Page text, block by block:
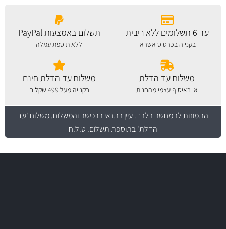
עד 6 תשלומים ללא ריבית
בקנייה בכרטיס אשראי
תשלום באמצעות PayPal
ללא תוספת עמלה
משלוח עד הדלת
או באיסוף עצמי מהחנות
משלוח עד הדלת חינם
בקנייה מעל 499 שקלים
התמונות להמחשה בלבד.עיין בתנאי הרכישה והמשלוח. משלוח 'עד
הדלת' בתוספת תשלום. ט.ל.ח